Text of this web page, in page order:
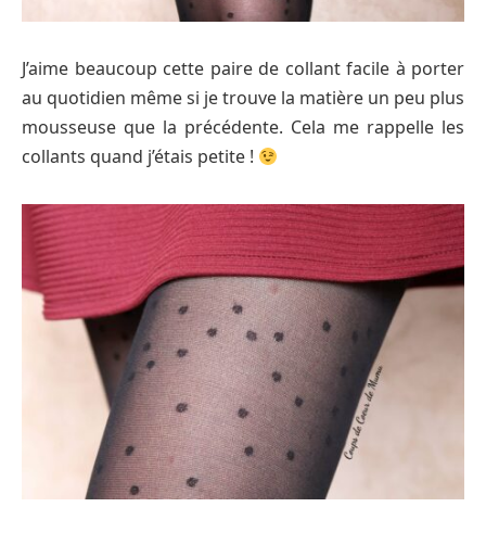
J’aime beaucoup cette paire de collant facile à porter
au quotidien même si je trouve la matière un peu plus
mousseuse que la précédente. Cela me rappelle les
collants quand j’étais petite !